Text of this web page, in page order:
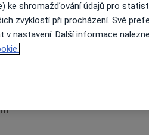
ke shromažďování údajů pro
zvyklostí při procházení. Své
v nastavení. Další informace